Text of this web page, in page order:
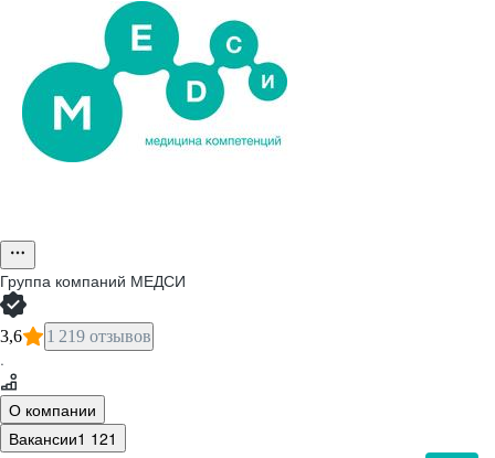
Группа компаний МЕДСИ
3,6 1 219 отзывов
·
О компании
Вакансии1 121